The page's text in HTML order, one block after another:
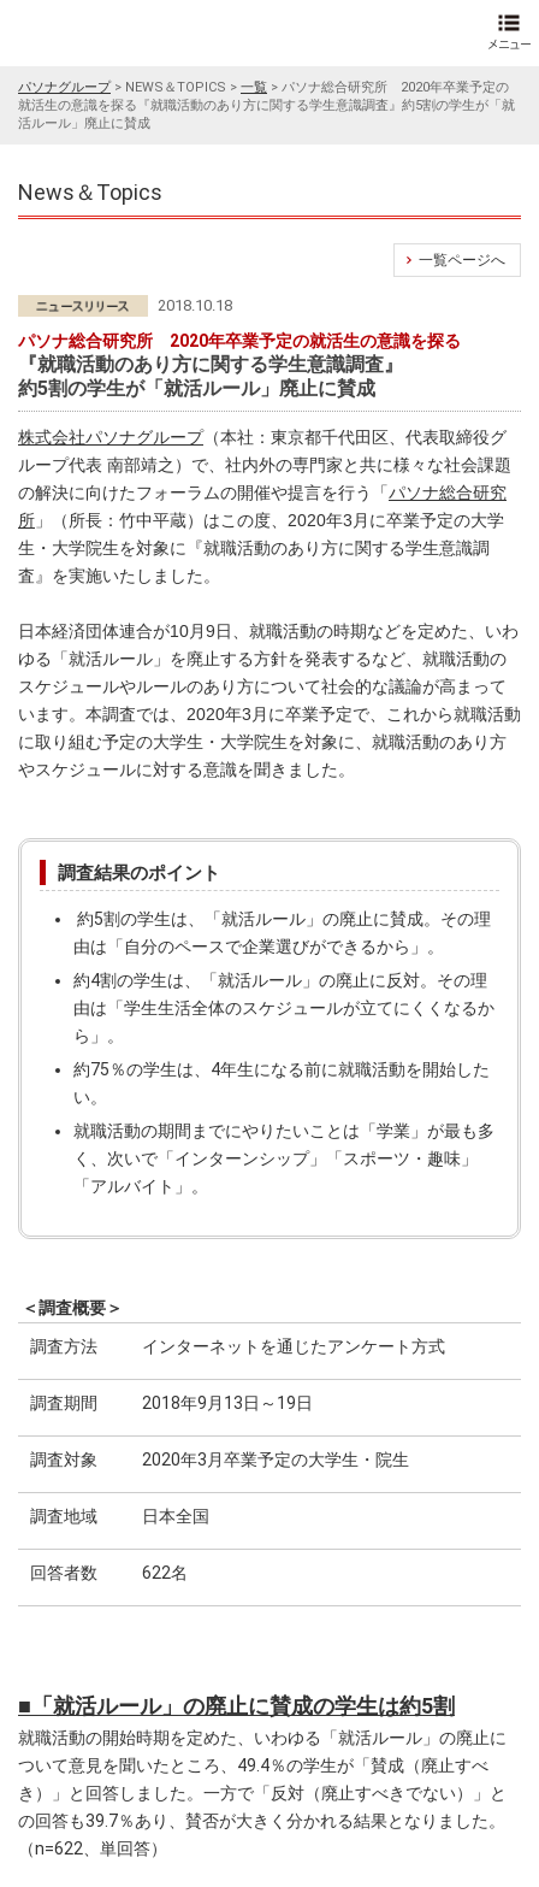
パソナグループ> NEWS＆TOPICS > 一覧 > パソナ総合研究所 2020年卒業予定の
就活生の意識を探る『就職活動のあり方に関する学生意識調査』約5割の学生が「就
活ルール」廃止に賛成
News＆Topics
一覧ページへ
2018.10.18
パソナ総合研究所 2020年卒業予定の就活生の意識を探る
『就職活動のあり方に関する学生意識調査』
約5割の学生が「就活ルール」廃止に賛成
株式会社パソナグループ（本社：東京都千代田区、代表取締役グ
ループ代表 南部靖之）で、社内外の専門家と共に様々な社会課題
の解決に向けたフォーラムの開催や提言を行う「パソナ総合研究
所 」（所長：竹中平蔵）はこの度、2020年3月に卒業予定の大学
生・大学院生を対象に『就職活動のあり方に関する学生意識調
査』を実施いたしました。
日本経済団体連合が10月9日、就職活動の時期などを定めた、いわ
ゆる「就活ルール」を廃止する方針を発表するなど、就職活動の
スケジュールやルールのあり方について社会的な議論が高まって
います。本調査では、2020年3月に卒業予定で、これから就職活動
に取り組む予定の大学生・大学院生を対象に、就職活動のあり方
やスケジュールに対する意識を聞きました。
調査結果のポイント
約5割の学生は、「就活ルール」の廃止に賛成。その理
由は「自分のペースで企業選びができるから」。
約4割の学生は、「就活ルール」の廃止に反対。その理
由は「学生生活全体のスケジュールが立てにくくなるか
ら」。
約75％の学生は、4年生になる前に就職活動を開始した
い。
就職活動の期間までにやりたいことは「学業」が最も多
く、次いで「インターンシップ」「スポーツ・趣味」
「アルバイト」。
＜調査概要＞
調査方法
インターネットを通じたアンケート方式
調査期間 2018年9月13日～19日
調査対象 2020年3月卒業予定の大学生・院生
調査地域 日本全国
回答者数 622名
■「就活ルール」の廃止に賛成の学生は約5割
就職活動の開始時期を定めた、いわゆる「就活ルール」の廃止に
ついて意見を聞いたところ、49.4％の学生が「賛成（廃止すべ
き）」と回答しました。一方で「反対（廃止すべきでない）」と
の回答も39.7％あり、賛否が大きく分かれる結果となりました。
（n=622、単回答）